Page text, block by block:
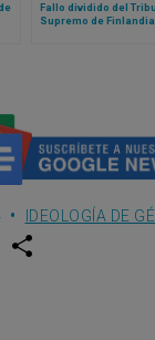
Fallo dividido del
Supremo de
IDEOLOGÍA DE
w